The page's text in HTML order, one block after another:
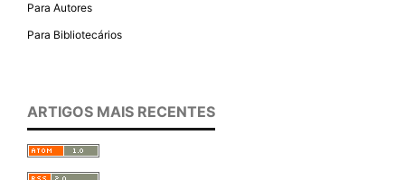
Para Autores
Para Bibliotecários
ARTIGOS MAIS RECENTES